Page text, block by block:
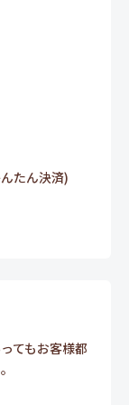
たん決済)
てもお客様都